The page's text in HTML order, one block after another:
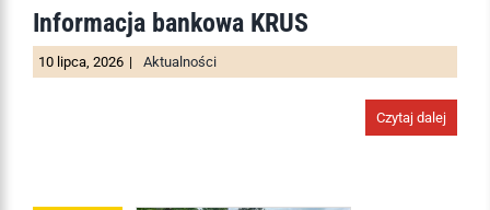
Informacja bankowa KRUS
10 lipca, 2026 | Aktualności
Czytaj dalej